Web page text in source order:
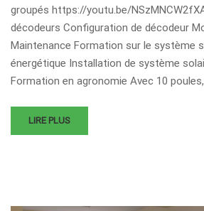
groupés https://youtu.be/
décodeurs Configuration de décodeur
Maintenance Formation sur le système
énergétique Installation de système
Formation en agronomie Avec 10
LIRE PLUS